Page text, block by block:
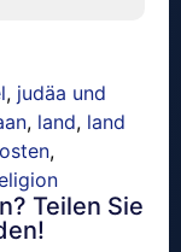
, judäa und
, land, land
,
Teilen Sie